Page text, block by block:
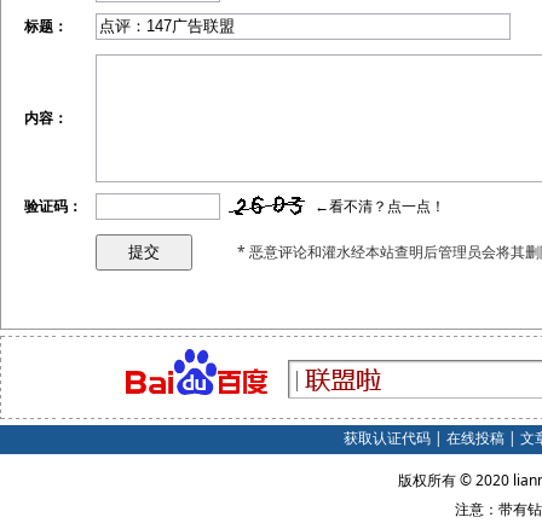
标题：
内容：
验证码： ←看不清？点一点！
* 恶意评论和灌水经本站查明后管理员会将其
获取认证代码| 在线投稿| 文
版权所有 © 2020
注意：带有